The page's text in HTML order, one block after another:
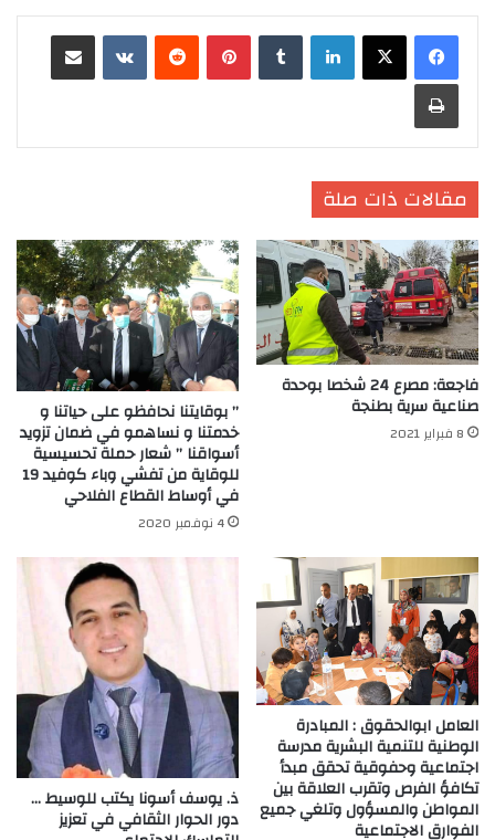
لينكدإن بينتيريست
طباعة
مقالات ذات صلة
فاجعة: مصرع 24 شخصا بوحدة
صناعية سرية بطنجة
8 فبراير 2021
” بوقايتنا نحافظو على حياتنا و
خدمتنا و نساهمو في ضمان تزويد
أسواقنا ” شعار حملة تحسيسية
للوقاية من تفشي وباء كوفيد 19
في أوساط القطاع الفلاحي
4 نوفمبر 2020
العامل ابوالحقوق : المبادرة
الوطنية للتنمية البشرية مدرسة
اجتماعية وحفوقية تحقق مبدأ
تكافؤ الفرص وتقرب العلاقة بين
المواطن والمسؤول وتلغي جميع
الفوارق الاجتماعية
ذ. يوسف أسونا يكتب للوسيط …
دور الحوار الثقافي في تعزيز